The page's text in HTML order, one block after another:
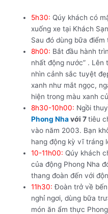
5h30: Qúy khách có
xuống xe tại Khách
Sau đó dùng bữa
8h00: Bắt đầu hành
nhất động nước” . Lên
nhìn cảnh sắc tuyệt
xanh như mắt ngọc,
hiện trong màu xanh
8h30-10h00: Ngồi
Phong Nhavới 7tiêu
vào năm 2003. Bạn
hang động kỳ vĩ tráng
10-11h00: Qúy khách
của động Phong Nha
thang đoàn đến với
11h30: Đoàn trở về
nghỉ ngơi, dùng bữa
món ăn ẩm thực